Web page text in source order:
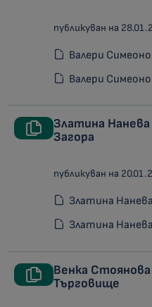
публикуван на
Валери
Валери
Златина
Загора
публикуван на
Златина
Златина
Венка
Търговище